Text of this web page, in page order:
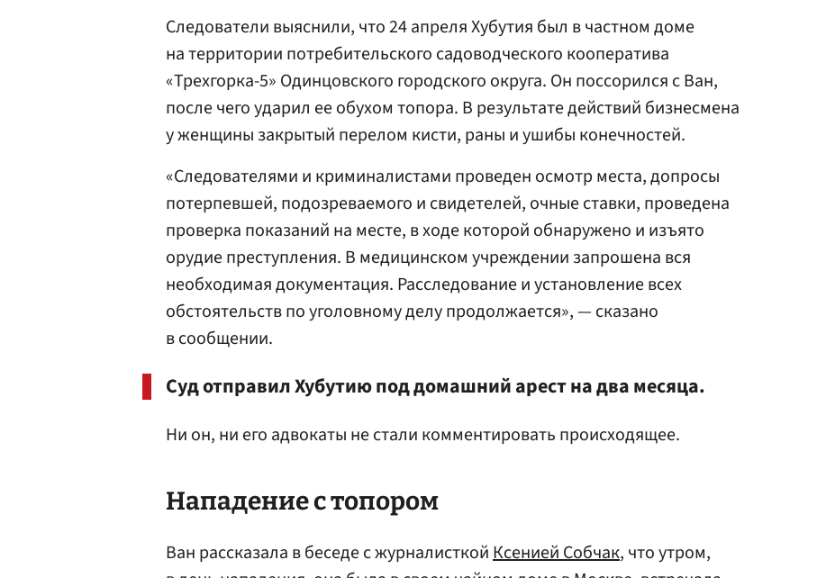
Следователи выяснили, что 24 апреля Хубутия был в частном доме
на территории потребительского садоводческого кооператива
«Трехгорка-5» Одинцовского городского округа. Он поссорился с Ван,
после чего ударил ее обухом топора. В результате действий бизнесмена
у женщины закрытый перелом кисти, раны и ушибы конечностей.
«Следователями и криминалистами проведен осмотр места, допросы
потерпевшей, подозреваемого и свидетелей, очные ставки, проведена
проверка показаний на месте, в ходе которой обнаружено и изъято
орудие преступления. В медицинском учреждении запрошена вся
необходимая документация. Расследование и установление всех
обстоятельств по уголовному делу продолжается», — сказано
в сообщении.
Суд отправил Хубутию под домашний арест на два месяца.
Ни он, ни его адвокаты не стали комментировать происходящее.
Нападение с топором
Ван рассказала в беседе с журналисткойКсенией Собчак, что утром,